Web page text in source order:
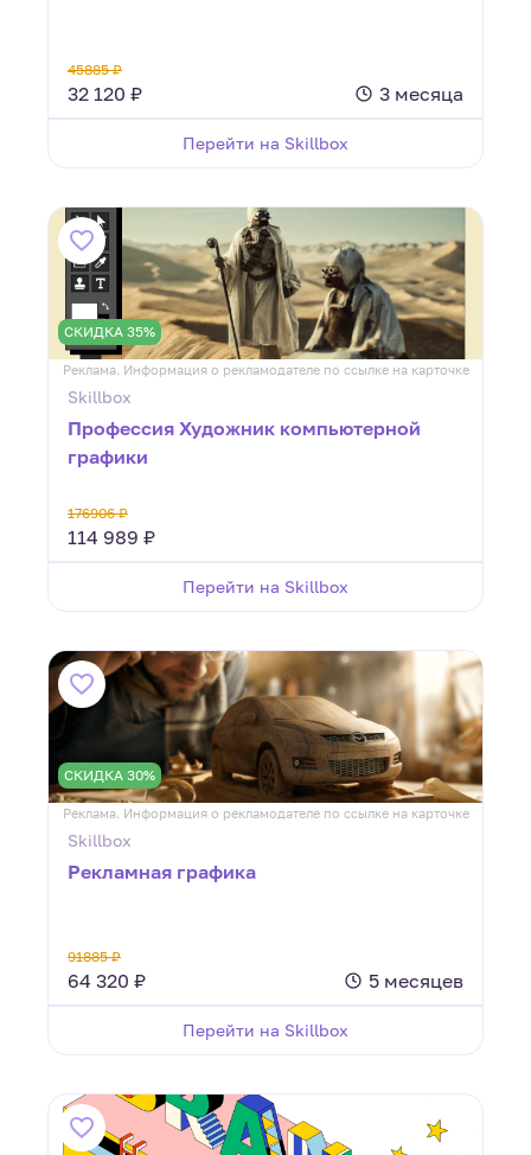
45885 ₽
32 120 ₽ 3 месяца
Перейти на Skillbox
СКИДКА 35%
Реклама. Информация о рекламодателе по ссылке на карточке
Skillbox
Профессия Художник компьютерной
графики
176906 ₽
114 989 ₽
Перейти на Skillbox
СКИДКА 30%
Реклама. Информация о рекламодателе по ссылке на карточке
Skillbox
Рекламная графика
91885 ₽
64 320 ₽ 5 месяцев
Перейти на Skillbox